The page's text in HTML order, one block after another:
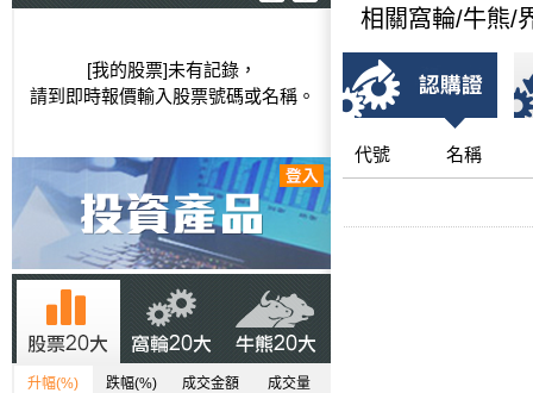
[我的股票]未有記錄，
請到即時報價輸入股票號碼或名稱。
升幅(%) 跌幅(%) 成交金額 成交量
相關窩輪/牛熊/
代號 名稱